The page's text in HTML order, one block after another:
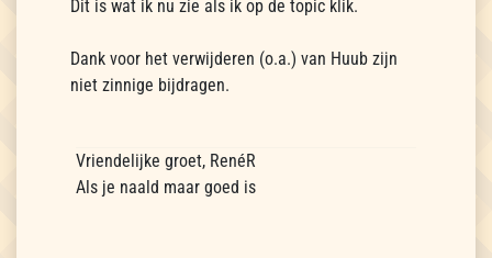
Dit is wat ik nu zie als ik op de topic klik.
Dank voor het verwijderen (o.a.) van Huub zijn
niet zinnige bijdragen.
Vriendelijke groet, RenéR
Als je naald maar goed is